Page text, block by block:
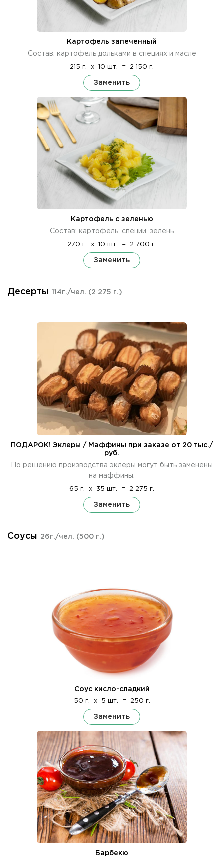
Картофель запеченный
Состав: картофель дольками в специях и масле
215 г. x 10 шт. = 2 150 г.
Заменить
Картофель с зеленью
Состав: картофель, специи, зелень
270 г. x 10 шт. = 2 700 г.
Заменить
Десерты 114г./чел. (2 275 г.)
ПОДАРОК! Эклеры / Маффины при заказе от 20 тыс./
руб.
По решению производства эклеры могут быть заменены
на маффины.
65 г. x 35 шт. = 2 275 г.
Заменить
Соусы 26г./чел. (500 г.)
Соус кисло-сладкий
50 г. x 5 шт. = 250 г.
Заменить
Барбекю